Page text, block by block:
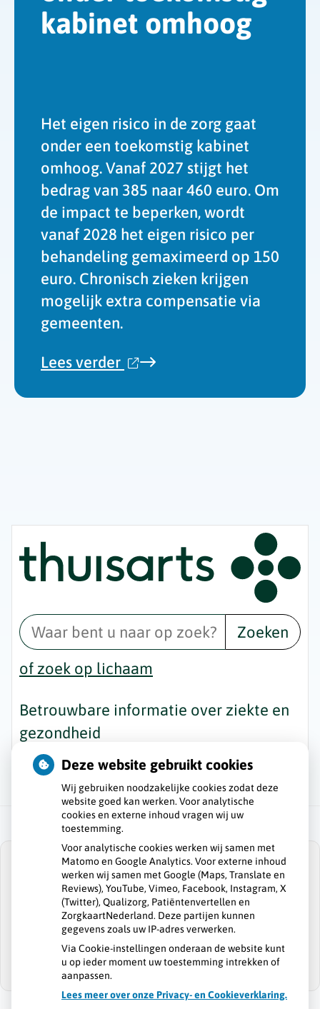
zorggids
kabinet omhoog
Het eigen risico in de zorg gaat
onder een toekomstig kabinet
omhoog. Vanaf 2027 stijgt het
bedrag van 385 naar 460 euro. Om
de impact te beperken, wordt
vanaf 2028 het eigen risico per
behandeling gemaximeerd op 150
euro. Chronisch zieken krijgen
mogelijk extra compensatie via
gemeenten.
Lees verder over
risico
Nationale
zorggids
Zoeken
of zoek op lichaam
Betrouwbare informatie over ziekte en
gezondheid
U heeft geen toestemming gegeven voor
externe inhouddie nodig is om dit te
zien.
Cookie-instellingen wijzigen
Deze website gebruikt cookies
Wij gebruiken noodzakelijke cookies zodat deze
website goed kan werken. Voor analytische
cookies en externe inhoud vragen wij uw
toestemming.
Voor analytische cookies werken wij samen met
Matomo en Google Analytics. Voor externe inhoud
werken wij samen met Google (Maps, Translate en
Reviews), YouTube, Vimeo, Facebook, Instagram, X
(Twitter), Qualizorg, Patiëntenvertellen en
ZorgkaartNederland. Deze partijen kunnen
gegevens zoals uw IP-adres verwerken.
Via Cookie-instellingen onderaan de website kunt
u op ieder moment uw toestemming intrekken of
aanpassen.
Lees meer over onze Privacy- en Cookieverklaring.